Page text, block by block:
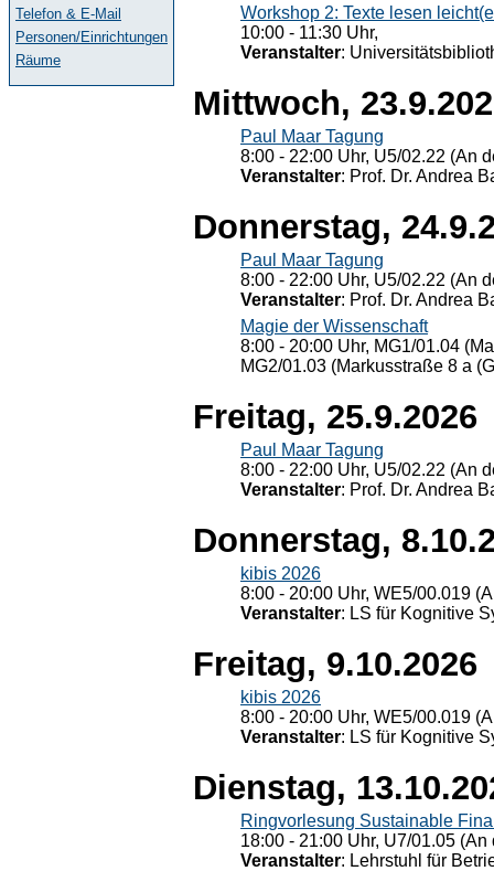
Telefon & E-Mail
Personen/Einrichtungen
Räume
Workshop 2: Texte lesen
10:00 - 11:30 Uhr,
Veranstalter:
Mittwoch,
Paul Maar Tagung
8:00 - 22:00 Uhr, U5/02.22 (An
Veranstalter: Prof. Dr. Andrea
Donnerstag,
Paul Maar Tagung
8:00 - 22:00 Uhr, U5/02.22 (An
Veranstalter: Prof. Dr. Andrea
Magie der Wissenschaft
8:00 - 20:00 Uhr, MG1/01.04
MG2/01.03 (Markusstraße 8 a
Freitag, 25.9.2026
Paul Maar Tagung
8:00 - 22:00 Uhr, U5/02.22 (An
Veranstalter: Prof. Dr. Andrea
Donnerstag,
kibis 2026
8:00 - 20:00 Uhr, WE5/00.019
Veranstalter: LS für Kognitive
Freitag, 9.10.2026
kibis 2026
8:00 - 20:00 Uhr, WE5/00.019
Veranstalter: LS für Kognitive
Dienstag,
Ringvorlesung Sustainable
18:00 - 21:00 Uhr, U7/01.05
Veranstalter: Lehrstuhl für